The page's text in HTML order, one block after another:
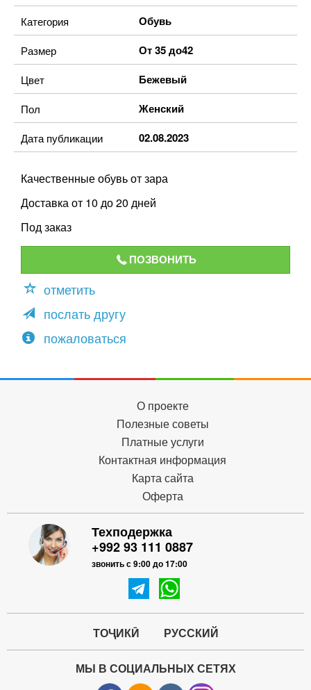
Категория Обувь
Размер От 35 до42
Цвет Бежевый
Пол Женский
Дата публикации 02.08.2023
Качественные обувь от зара
Доставка от 10 до 20 дней
Под заказ
ПОЗВОНИТЬ
отметить
послать другу
пожаловаться
О проекте
Полезные советы
Платные услуги
Контактная информация
Карта сайта
Оферта
Техподержка
+992 93 111 0887
звонить с 9:00 до 17:00
ТОҶИКӢ РУССКИЙ
МЫ В СОЦИАЛЬНЫХ СЕТЯХ